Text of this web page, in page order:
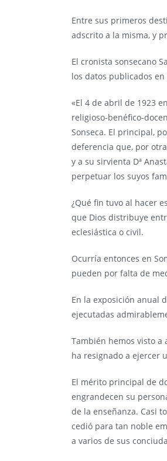
Entre sus primeros
adscrito a la misma, y
El cronista sonsecano
los datos publicados en
«El 4 de abril de 1923
religioso-benéfico-
Sonseca. El principal,
deferencia que, por
y a su sirvienta Dª
perpetuar los suyos
¿Qué fin tuvo al hacer
que Dios distribuye
eclesiástica o civil.
Ocurría entonces en
pueden por falta de
En la exposición anual
ejecutadas
También hemos visto
ha resignado a ejercer
El mérito principal de
engrandecen su
de la enseñanza. Casi
cedió para tan noble
a varios de sus